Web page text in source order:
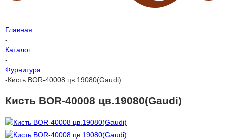
Главная
-
Каталог
-
Фурнитура
-Кисть BOR-40008 цв.19080(Gaudi)
Кисть BOR-40008 цв.19080(Gaudi)